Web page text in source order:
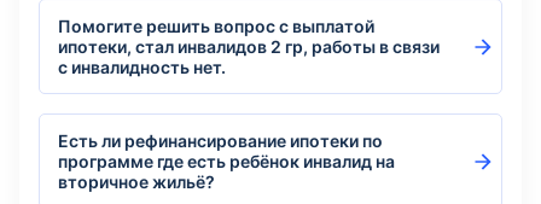
Помогите решить вопрос с выплатой
ипотеки, стал инвалидов 2 гр, работы в связи
с инвалидность нет.
Есть ли рефинансирование ипотеки по
программе где есть ребёнок инвалид на
вторичное жильё?